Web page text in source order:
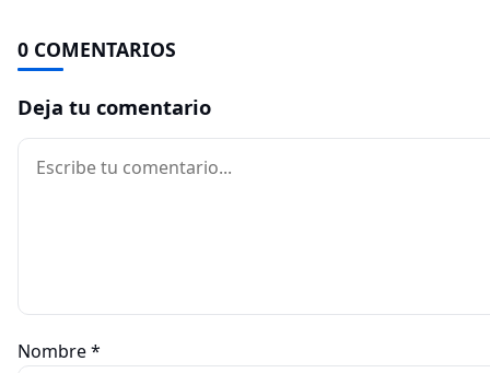
0 COMENTARIOS
Deja tu comentario
Comentario
Nombre*